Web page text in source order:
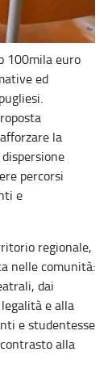
100mila euro
ed
la
percorsi
e
regionale,
nelle comunità:
dai
e alla
e studentesse
alla